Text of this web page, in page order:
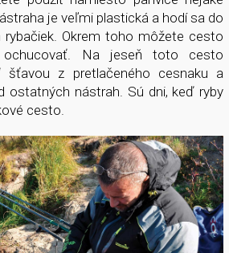
je veľmi plastická a hodí sa do
rybačiek. Okrem toho môžete cesto
ochucovať. Na jeseň toto cesto
šťavou z pretlačeného cesnaku a
ostatných nástrah. Sú dni, keď ryby
cesto.